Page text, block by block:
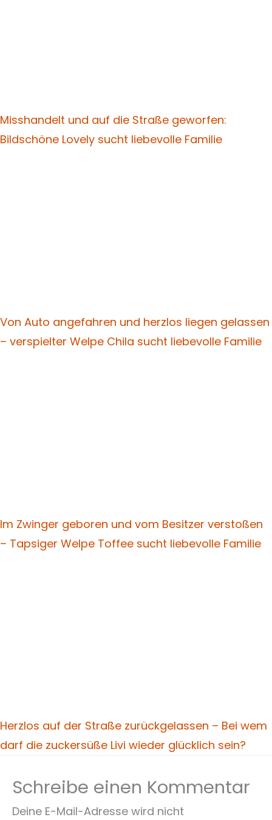
Misshandelt und auf die Straße geworfen:
Bildschöne Lovely sucht liebevolle Familie
Von Auto angefahren und herzlos liegen gelassen
– verspielter Welpe Chila sucht liebevolle Familie
Im Zwinger geboren und vom Besitzer verstoßen
– Tapsiger Welpe Toffee sucht liebevolle Familie
Herzlos auf der Straße zurückgelassen – Bei wem
darf die zuckersüße Livi wieder glücklich sein?
Schreibe einen Kommentar
Deine E-Mail-Adresse wird nicht